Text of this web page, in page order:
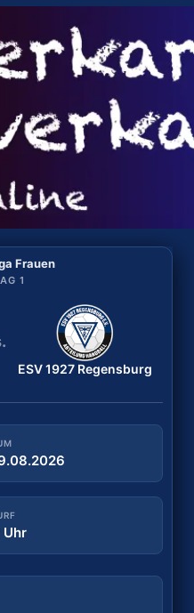
Frauen
1
ESV 1927 Regensburg
Uhr
Frauen
2
ESV 1927 Regensburg
Uhr